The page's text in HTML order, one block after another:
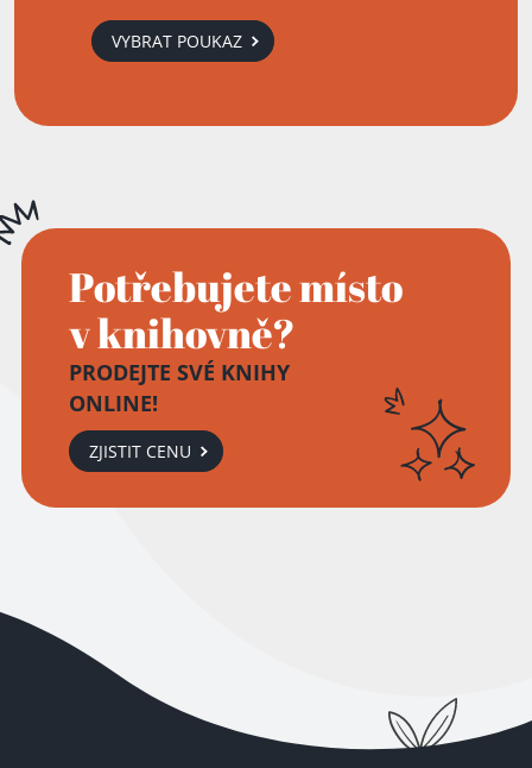
VYBRAT POUKAZ
Potřebujete místo
v knihovně?
PRODEJTE SVÉ KNIHY
ONLINE!
ZJISTIT CENU